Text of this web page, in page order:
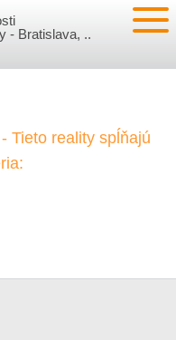
- Bratislava, ..
- Tieto reality spĺňajú